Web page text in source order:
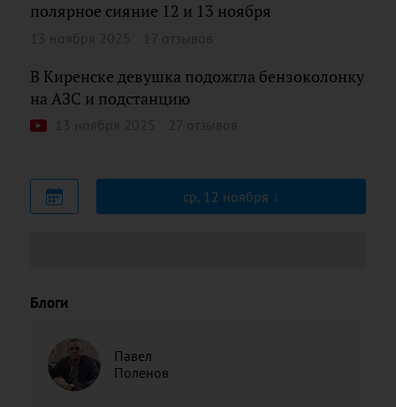
полярное сияние 12 и 13 ноября
В Киренске девушка подожгла бензоколонку
на АЗС и подстанцию
ср, 12 ноября
Блоги
Павел
Поленов